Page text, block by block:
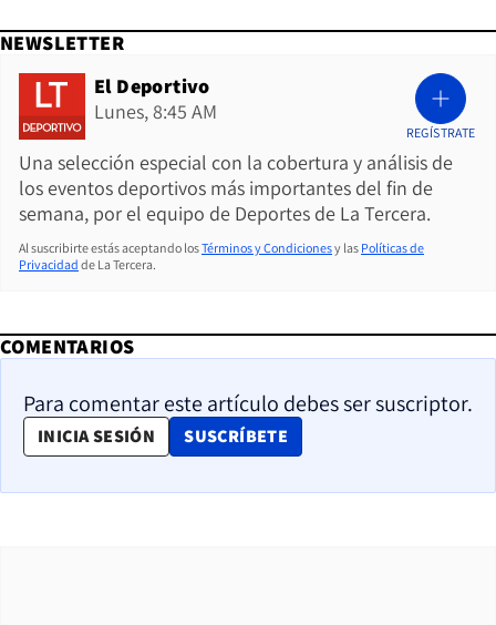
NEWSLETTER
El Deportivo
Lunes, 8:45 AM
Una selección especial con la cobertura y análisis de
los eventos deportivos más importantes del fin de
semana, por el equipo de Deportes de La Tercera.
REGÍSTRATE
Al suscribirte estás aceptando losTérminos y Condicionesy las Políticas de
Privacidad de La Tercera.
COMENTARIOS
Para comentar este artículo debes ser suscriptor.
INICIA SESIÓN SUSCRÍBETE
OPENS IN NEW WINDOW